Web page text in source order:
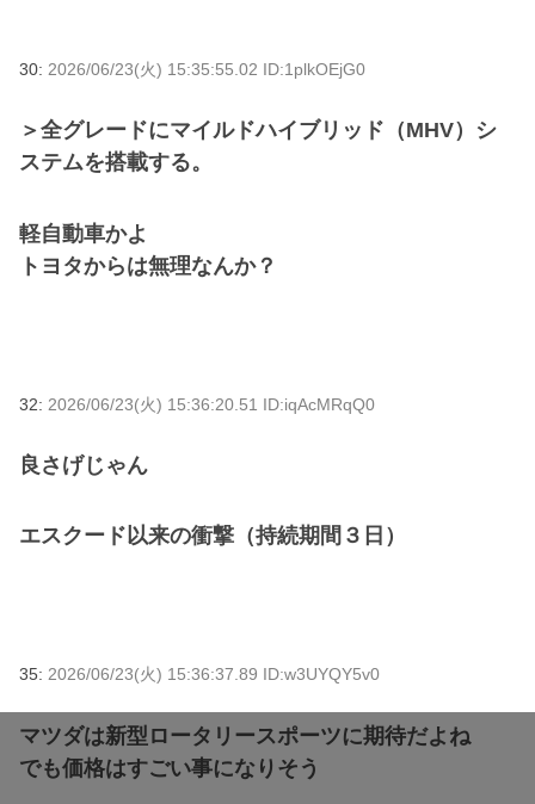
30: 2026/06/23(火) 15:35:55.02 ID:1plkOEjG0
＞全グレードにマイルドハイブリッド（MHV）シ
ステムを搭載する。
軽自動車かよ
トヨタからは無理なんか？
32: 2026/06/23(火) 15:36:20.51 ID:iqAcMRqQ0
良さげじゃん
エスクード以来の衝撃（持続期間３日）
35: 2026/06/23(火) 15:36:37.89 ID:w3UYQY5v0
マツダは新型ロータリースポーツに期待だよね
でも価格はすごい事になりそう